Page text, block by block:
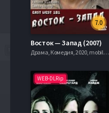
7.0
Восток — Запад (2007)
Драма, Комедия, 2020, mobilen
WEB-DLRip